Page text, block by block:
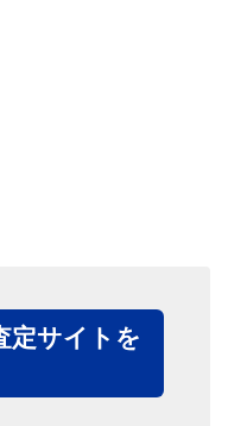
定サイトを